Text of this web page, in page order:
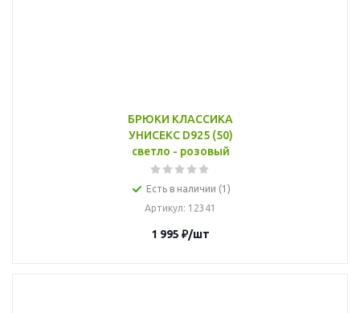
БРЮКИ КЛАССИКА
УНИСЕКС D925 (50)
светло - розовый
Есть в наличии (1)
Артикул: 12341
1 995 ₽/шт